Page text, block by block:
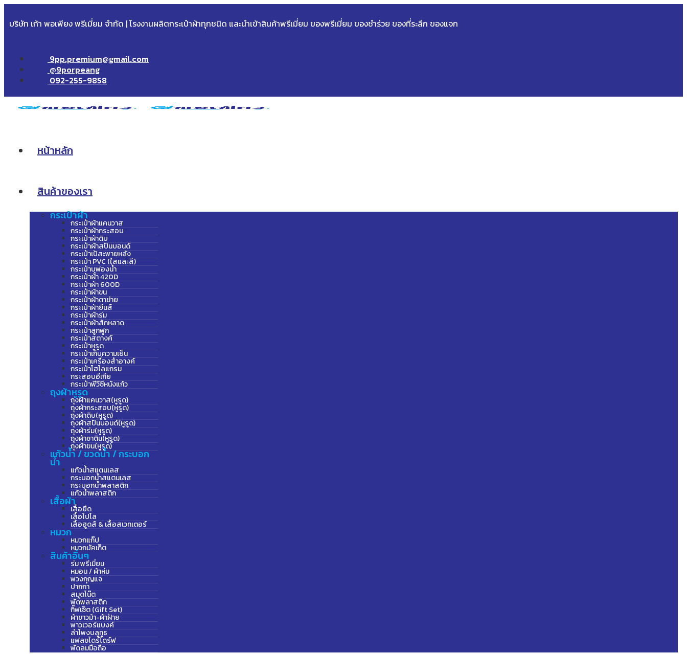
บริษัท เก้า พอเพียง พรีเมี่ยม จำกัด | โรงงานผลิตกระเป๋าผ้าทุกชนิด และนำเข้าสินค้าพรีเมี่ยม ของพรีเมี่ยม ของชำร่วย ของที่ระลึก ของแจก
9pp.premium@gmail.com
@9porpeang
092-255-9858
หน้าหลัก
สินค้าของเรา
กระเป๋าผ้า
กระเป๋าผ้าแคนวาส
กระเป๋าผ้ากระสอบ
กระเป๋าผ้าดิบ
กระเป๋าผ้าสปันบอนด์
กระเป๋าเป้สะพายหลัง
กระเป๋า PVC (ใสและสี)
กระเป๋าบุฟองน้ำ
กระเป๋าผ้า 420D
กระเป๋าผ้า 600D
กระเป๋าผ้าขน
กระเป๋าผ้าตาข่าย
กระเป๋าผ้ายีนส์
กระเป๋าผ้าร่ม
กระเป๋าผ้าสักหลาด
กระเป๋าลูกฟูก
กระเป๋าสตางค์
กระเป๋าหูรูด
กระเป๋าเก็บความเย็น
กระเป๋าเครื่องสำอางค์
กระเป๋าโฮโลแกรม
กระสอบอีเกีย
กระเป๋าพีวีซีหนังแก้ว
ถุงผ้าหูรูด
ถุงผ้าแคนวาส(หูรูด)
ถุงผ้ากระสอบ(หูรูด)
ถุงผ้าดิบ(หูรูด)
ถุงผ้าสปันบอนด์(หูรูด)
ถุงผ้าร่ม(หูรูด)
ถุงผ้าซาติน(หูรูด)
ถุงผ้าขน(หูรูด)
แก้วน้ำ / ขวดน้ำ / กระบอก
น้ำ
แก้วน้ำสแตนเลส
กระบอกน้ำสแตนเลส
กระบอกน้ำพลาสติก
แก้วน้ำพลาสติก
เสื้อผ้า
เสื้อยืด
เสื้อโปโล
เสื้อฮูดส์ & เสื้อสเวทเตอร์
หมวก
หมวกแก๊ป
หมวกบัคเก็ต
สินค้าอื่นๆ
ร่ม พรีเมี่ยม
หมอน / ผ้าห่ม
พวงกุญแจ
ปากกา
สมุดโน๊ต
พัดพลาสติก
กิ๊ฟเซ็ต (Gift Set)
ผ้าขาวม้า-ผ้าฝ้าย
พาวเวอร์แบงค์
ลำโพงบลูทูธ
แฟลชไดร์ไดร์ฟ
พัดลมมือถือ